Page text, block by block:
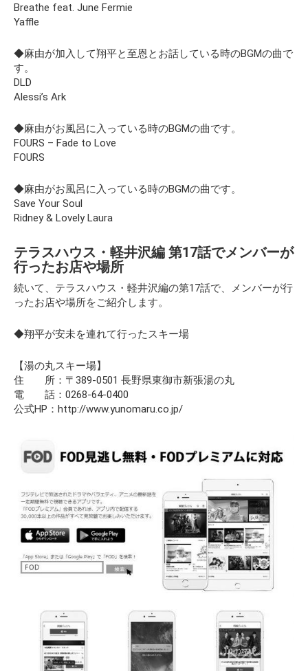
Breathe feat. June Fermie
Yaffle
◆麻由が加入して翔平と至恩とお話している時のBGMの曲で
す。
DLD
Alessi’s Ark
◆麻由がお風呂に入っている時のBGMの曲です。
FOURS – Fade to Love
FOURS
◆麻由がお風呂に入っている時のBGMの曲です。
Save Your Soul
Ridney & Lovely Laura
テラスハウス・軽井沢編 第17話でメンバーが
行ったお店や場所
続いて、テラスハウス・軽井沢編の第17話で、メンバーが行
ったお店や場所をご紹介します。
◆翔平が安未を連れて行ったスキー場
【湯の丸スキー場】
住 所：〒389-0501 長野県東御市新張湯の丸
電 話：0268-64-0400
公式HP：http://www.yunomaru.co.jp/